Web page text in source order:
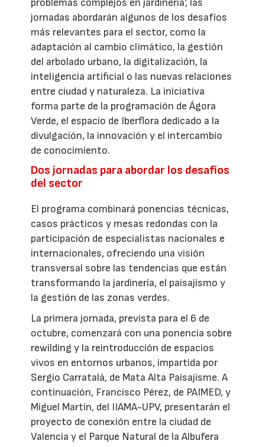
jornadas abordarán algunos de los desafíos
más relevantes para el sector, como la
adaptación al cambio climático, la gestión
del arbolado urbano, la digitalización, la
inteligencia artificial o las nuevas relaciones
entre ciudad y naturaleza. La iniciativa
forma parte de la programación de Ágora
Verde, el espacio de Iberflora dedicado a la
divulgación, la innovación y el intercambio
de conocimiento.
Dos jornadas para abordar los desafíos
del sector
El programa combinará ponencias técnicas,
casos prácticos y mesas redondas con la
participación de especialistas nacionales e
internacionales, ofreciendo una visión
transversal sobre las tendencias que están
transformando la jardinería, el paisajismo y
la gestión de las zonas verdes.
La primera jornada, prevista para el 6 de
octubre, comenzará con una ponencia sobre
rewilding y la reintroducción de espacios
vivos en entornos urbanos, impartida por
Sergio Carratalá, de Mata Alta Paisajisme. A
continuación, Francisco Pérez, de PAIMED, y
Miguel Martín, del IIAMA-UPV, presentarán el
proyecto de conexión entre la ciudad de
Valencia y el Parque Natural de la Albufera